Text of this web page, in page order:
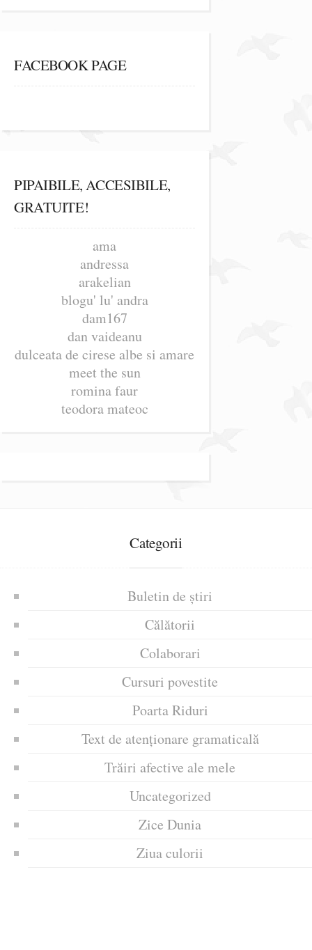
FACEBOOK PAGE
PIPAIBILE, ACCESIBILE,
GRATUITE!
ama
andressa
arakelian
blogu' lu' andra
dam167
dan vaideanu
dulceata de cirese albe si amare
meet the sun
romina faur
teodora mateoc
Categorii
Buletin de știri
Călătorii
Colaborari
Cursuri povestite
Poarta Riduri
Text de atenționare gramaticală
Trăiri afective ale mele
Uncategorized
Zice Dunia
Ziua culorii